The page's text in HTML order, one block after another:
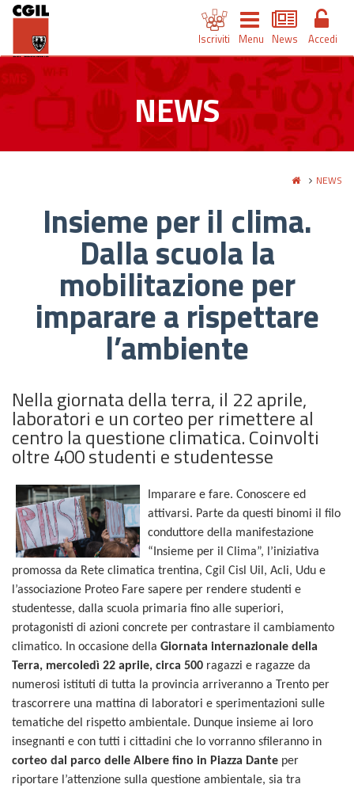
Iscriviti Menu News Accedi
NEWS
NEWS
Insieme per il clima.
Dalla scuola la
mobilitazione per
imparare a rispettare
l’ambiente
Nella giornata della terra, il 22 aprile,
laboratori e un corteo per rimettere al
centro la questione climatica. Coinvolti
oltre 400 studenti e studentesse
Imparare e fare. Conoscere ed
attivarsi. Parte da questi binomi il filo
conduttore della manifestazione
“Insieme per il Clima”, l’iniziativa
promossa da Rete climatica trentina, Cgil Cisl Uil, Acli, Udu e
l’associazione Proteo Fare sapere per rendere studenti e
studentesse, dalla scuola primaria fino alle superiori,
protagonisti di azioni concrete per contrastare il cambiamento
climatico. In occasione della Giornata internazionale della
Terra, mercoledì 22 aprile, circa 500 ragazzi e ragazze da
numerosi istituti di tutta la provincia arriveranno a Trento per
trascorrere una mattina di laboratori e sperimentazioni sulle
tematiche del rispetto ambientale. Dunque insieme ai loro
insegnanti e con tutti i cittadini che lo vorranno sfileranno in
corteo dal parco delle Albere fino in Piazza Dante per
riportare l’attenzione sulla questione ambientale, sia tra